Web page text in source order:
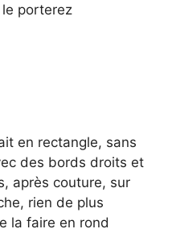
porterez
en rectangle, sans
des bords droits et
après couture, sur
rien de plus
la faire en rond